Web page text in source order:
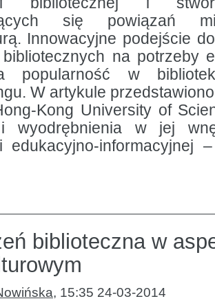
się powiązań
Innowacyjne podejście
na potrzeby
popularność w
W artykule
Kong University of
wyodrębnienia w jej
edukacyjno-informacyjnej
biblioteczna w
, 15:35 24-03-2014